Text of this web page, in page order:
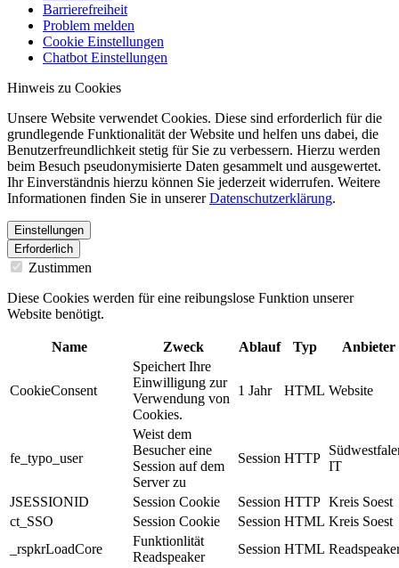
Barrierefreiheit
Problem melden
Cookie Einstellungen
Chatbot Einstellungen
Hinweis zu Cookies
Unsere Website verwendet Cookies. Diese sind erforderlich für die
grundlegende Funktionalität der Website und helfen uns dabei, die
Benutzerfreundlichkeit stetig für Sie zu verbessern. Hierzu werden
beim Besuch pseudonymisierte Daten gesammelt und ausgewertet.
Ihr Einverständnis hierzu können Sie jederzeit widerrufen. Weitere
Informationen finden Sie in unsererDatenschutzerklärung.
Einstellungen
Erforderlich
Zustimmen
Diese Cookies werden für eine reibungslose Funktion unserer
Website benötigt.
Name Zweck Ablauf Typ Anbieter
CookieConsent
Speichert Ihre
Einwilligung zur
Verwendung von
Cookies.
1 Jahr HTML Website
fe_typo_user
Weist dem
Besucher eine
Session auf dem
Server zu
Session HTTP
IT
JSESSIONID Session Cookie Session HTTP Kreis Soest
ct_SSO
Session Cookie Session HTML Kreis Soest
_rspkrLoadCore
Funktionlität
Readspeaker
Session HTML